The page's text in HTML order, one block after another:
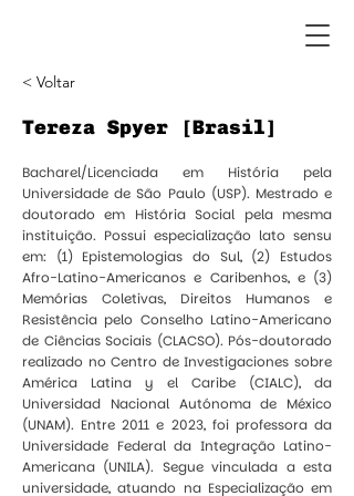
< Voltar
Tereza Spyer [Brasil]
Bacharel/Licenciada em História pela
Universidade de São Paulo (USP). Mestrado e
doutorado em História Social pela mesma
instituição. Possui especialização lato sensu
em: (1) Epistemologias do Sul, (2) Estudos
Afro-Latino-Americanos e Caribenhos, e (3)
Memórias Coletivas, Direitos Humanos e
Resistência pelo Conselho Latino-Americano
de Ciências Sociais (CLACSO). Pós-doutorado
realizado no Centro de Investigaciones sobre
América Latina y el Caribe (CIALC), da
Universidad Nacional Autónoma de México
(UNAM). Entre 2011 e 2023, foi professora da
Universidade Federal da Integração Latino-
Americana (UNILA). Segue vinculada a esta
universidade, atuando na Especialização em